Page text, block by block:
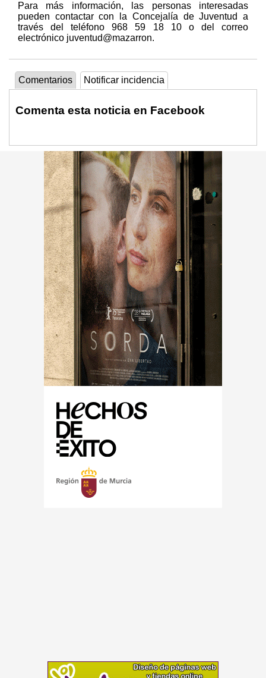
Para más información, las personas interesadas
pueden contactar con la Concejalía de Juventud a
través del teléfono 968 59 18 10 o del correo
electrónico juventud@mazarron.
Comentarios Notificar incidencia
Comenta esta noticia en Facebook